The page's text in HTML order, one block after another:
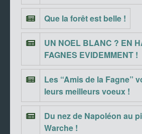
Que la forêt est belle !
UN NOEL BLANC ? EN
FAGNES EVIDEMMENT !
Les “Amis de la Fagne”
leurs meilleurs voeux !
Du nez de Napoléon au
Warche !